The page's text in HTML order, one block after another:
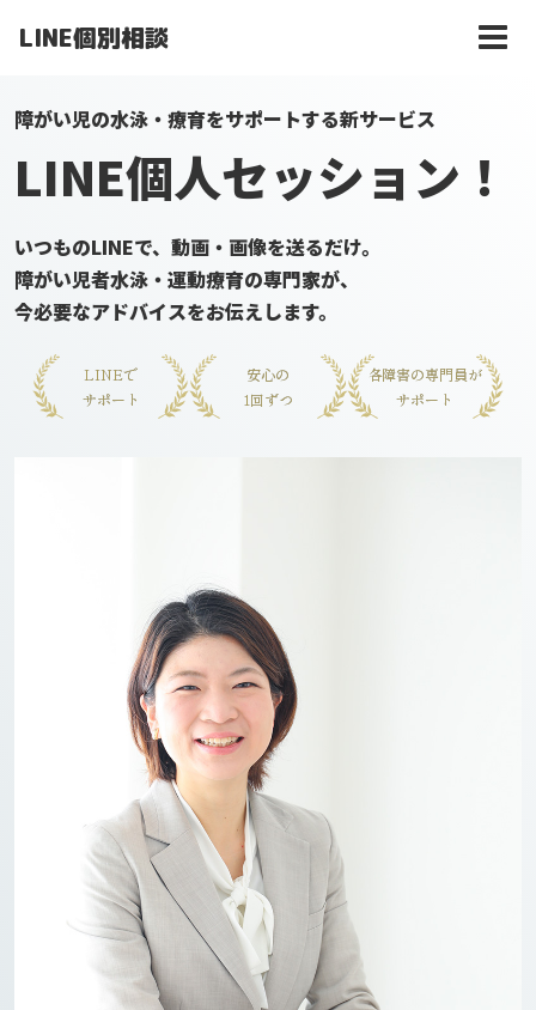
LINE個別相談
障がい児の水泳・療育をサポートする新サービス
LINE個人セッション！
いつものLINEで、動画・画像を送るだけ。
障がい児者水泳・運動療育の専門家が、
今必要なアドバイスをお伝えします。
LINEで
サポート
安心の
1回ずつ
各障害の専門員が
サポート